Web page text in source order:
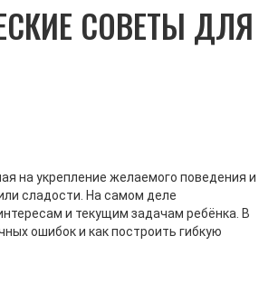
СОВЕТЫ ДЛЯ
на укрепление желаемого поведения и
сладости. На самом деле
и текущим задачам ребёнка. В
ошибок и как построить гибкую
КРИЗИСЫ И ТРУДНОСТИ РАЗВИТИЯ